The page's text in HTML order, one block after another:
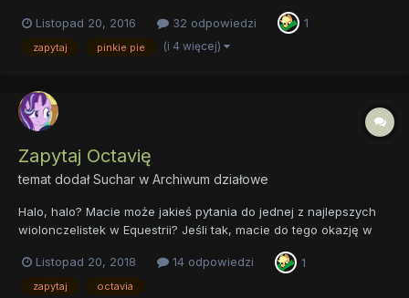
Trzymaj nerwy na wodzy ! Oszczędzaj energię na tony pytań
które z pewnością się pojawią. Ale super że znowu będziecie
zadawać mi pytania na które odpowiem b...
Listopad 20, 2016 32 odpowiedzi 1
zapytaj pinkie pie (i 4 więcej)
Zapytaj Octavię
temat dodałSuchar w Archiwum działowe
Halo, halo? Macie może jakieś pytania do jednej z najlepszych
wiolonczelistek w Equestrii? Jeśli tak, macie do tego okazję w
wszystkie odpowie. - Mówiłeś coś? Tworze temat z pytaniami do
ciebie. Wiesz, jakby kogoś interesowa...
Listopad 20, 2018 14 odpowiedzi 1
zapytaj octavia